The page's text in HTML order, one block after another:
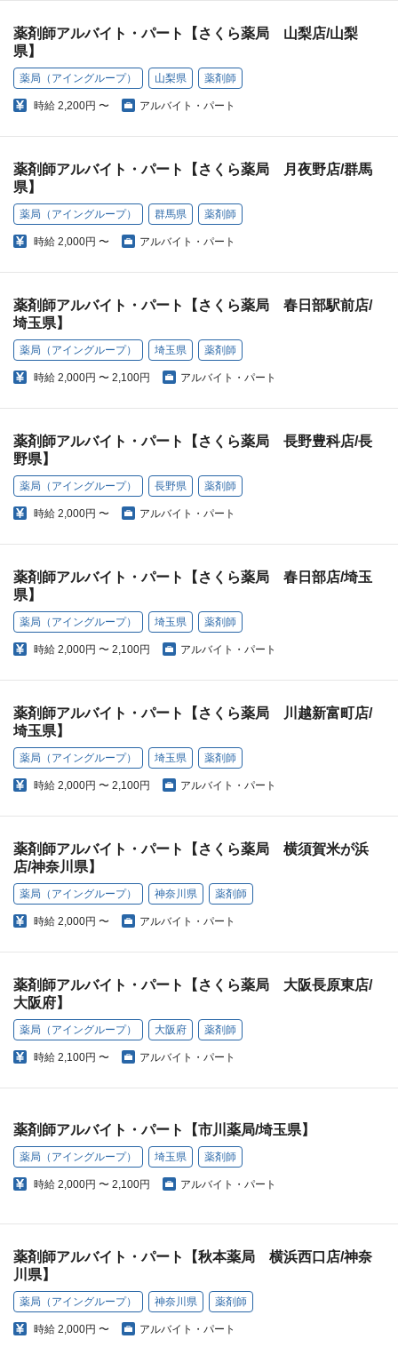
薬剤師アルバイト・パート【さくら薬局 山梨店/山梨
県】
薬局（アイングループ） 山梨県 薬剤師
時給 2,200円 〜 アルバイト・パート
薬剤師アルバイト・パート【さくら薬局 月夜野店/群馬
県】
薬局（アイングループ） 群馬県 薬剤師
時給 2,000円 〜 アルバイト・パート
薬剤師アルバイト・パート【さくら薬局 春日部駅前店/
埼玉県】
薬局（アイングループ） 埼玉県 薬剤師
時給 2,000円 〜 2,100円 アルバイト・パート
薬剤師アルバイト・パート【さくら薬局 長野豊科店/長
野県】
薬局（アイングループ） 長野県 薬剤師
時給 2,000円 〜 アルバイト・パート
薬剤師アルバイト・パート【さくら薬局 春日部店/埼玉
県】
薬局（アイングループ） 埼玉県 薬剤師
時給 2,000円 〜 2,100円 アルバイト・パート
薬剤師アルバイト・パート【さくら薬局 川越新富町店/
埼玉県】
薬局（アイングループ） 埼玉県 薬剤師
時給 2,000円 〜 2,100円 アルバイト・パート
薬剤師アルバイト・パート【さくら薬局 横須賀米が浜
店/神奈川県】
薬局（アイングループ） 神奈川県 薬剤師
時給 2,000円 〜 アルバイト・パート
薬剤師アルバイト・パート【さくら薬局 大阪長原東店/
大阪府】
薬局（アイングループ） 大阪府 薬剤師
時給 2,100円 〜 アルバイト・パート
薬剤師アルバイト・パート【市川薬局/埼玉県】
薬局（アイングループ） 埼玉県 薬剤師
時給 2,000円 〜 2,100円 アルバイト・パート
薬剤師アルバイト・パート【秋本薬局 横浜西口店/神奈
川県】
薬局（アイングループ） 神奈川県 薬剤師
時給 2,000円 〜 アルバイト・パート